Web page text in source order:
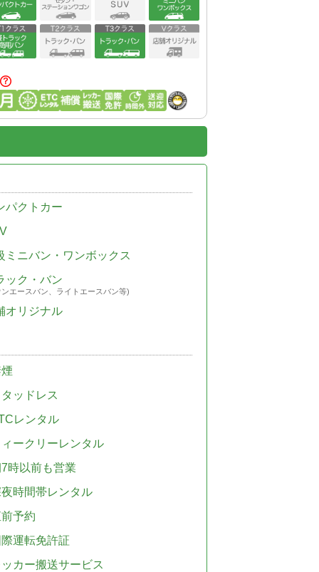
パクトカー
ミニバン・ワンボックス
ック・バン
エースバン、ライトエースバン等)
オリジナル
ッドレス
レンタル
ークリーレンタル
時以前も営業
時間帯レンタル
予約
運転免許証
カー搬送サービス